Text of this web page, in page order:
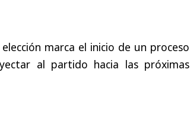
marca el inicio de un proceso
al partido hacia las próximas